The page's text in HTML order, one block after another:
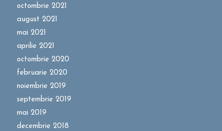
octombrie 2021
august 2021
mai 2021
aprilie 2021
octombrie 2020
februarie 2020
noiembrie 2019
septembrie 2019
mai 2019
decembrie 2018